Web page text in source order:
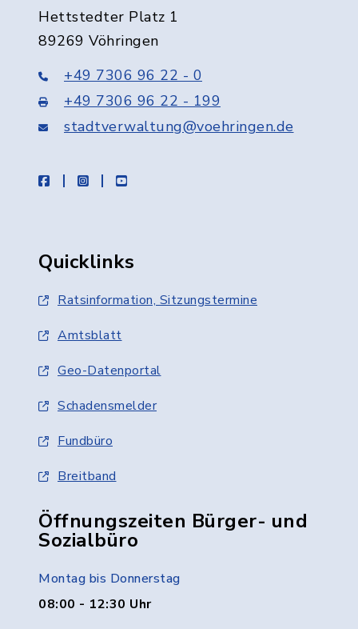
Hettstedter Platz 1
89269 Vöhringen
+49 7306 96 22 - 0
+49 7306 96 22 - 199
stadtverwaltung@voehringen.de
facebookinstagramyoutube
Quicklinks
Ratsinformation, Sitzungstermine
Amtsblatt
Geo-Datenportal
Schadensmelder
Fundbüro
Breitband
Öffnungszeiten Bürger- und
Sozialbüro
Montag bis Donnerstag
08:00 - 12:30 Uhr